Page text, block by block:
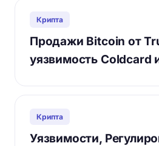
Крипта
Продажи Bitcoin от
уязвимость Coldcard
Крипта
Уязвимости,